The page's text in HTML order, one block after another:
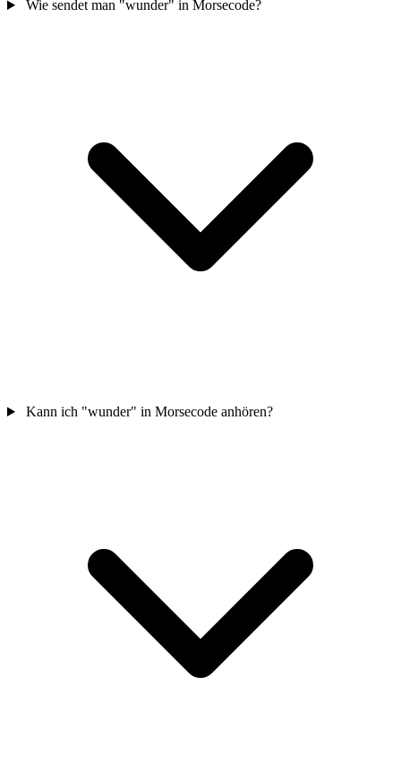
Wie sendet man "wunder" in Morsecode?
Kann ich "wunder" in Morsecode anhören?